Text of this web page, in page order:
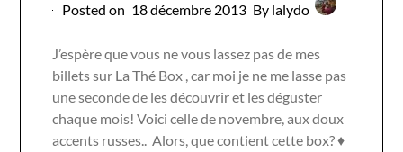
Posted on 18 décembre 2013 By lalydo
J’espère que vous ne vous lassez pas de mes
billets sur La Thé Box , car moi je ne me lasse pas
une seconde de les découvrir et les déguster
chaque mois! Voici celle de novembre, aux doux
accents russes.. Alors, que contient cette box? ♦